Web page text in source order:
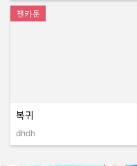
팬카툰
복귀
dhdh